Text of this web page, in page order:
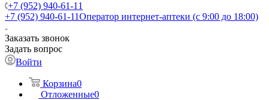
+7 (952) 940-61-11
+7 (952) 940-61-11Оператор интернет-аптеки (с 9:00 до 18:00)
Заказать звонок
Задать вопрос
Войти
Корзина0
Отложенные0